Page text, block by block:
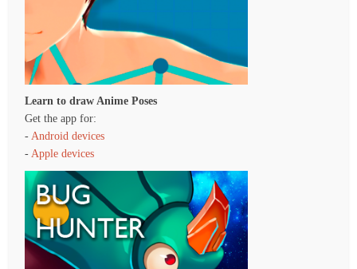
Learn to draw Anime Poses
Get the app for:
- Android devices
- Apple devices